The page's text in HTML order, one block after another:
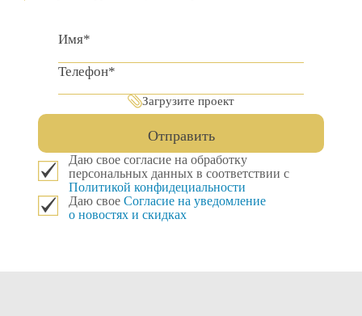
Загрузите проект
Отправить
Даю свое согласие на обработку
персональных данных в соответствии с
Политикой конфидециальности
Даю свое Согласие на уведомление
о новостях и скидках